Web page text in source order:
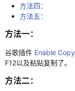
方法四：
方法五：
方法一：
谷歌插件 Enable Copy
F12以及粘贴复制了。
方法二：